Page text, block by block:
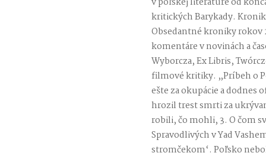
kritických Barykady.
Obsedantné kroniky rokov
komentáre v novinách a
Wyborcza, Ex Libris,
filmové kritiky. „Príbeh o
ešte za okupácie a dodnes
hrozil trest smrti za
robili, čo mohli, 3. O čom
Spravodlivých v Yad
stromčekom‘. Poľsko